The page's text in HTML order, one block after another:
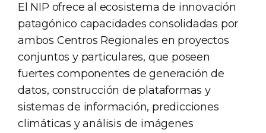
El NIP ofrece al ecosistema de innovación
patagónico capacidades consolidadas por
ambos Centros Regionales en proyectos
conjuntos y particulares, que poseen
fuertes componentes de generación de
datos, construcción de plataformas y
sistemas de información, predicciones
climáticas y análisis de imágenes